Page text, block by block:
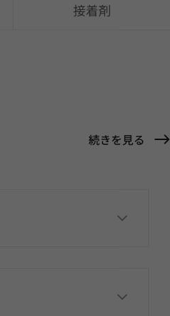
接着剤
続きを見る